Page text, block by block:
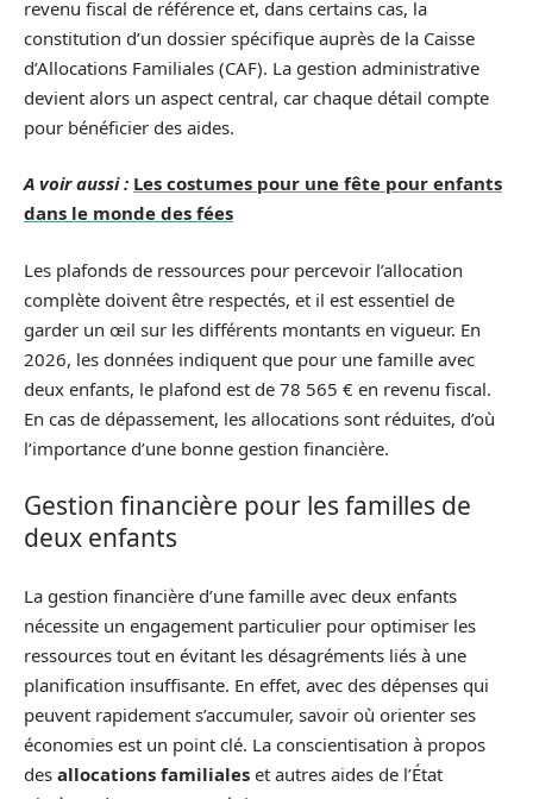
revenu fiscal de référence et, dans certains cas, la
constitution d’un dossier spécifique auprès de la Caisse
d’Allocations Familiales (CAF). La gestion administrative
devient alors un aspect central, car chaque détail compte
pour bénéficier des aides.
A voir aussi : Les costumes pour une fête pour enfants
dans le monde des fées
Les plafonds de ressources pour percevoir l’allocation
complète doivent être respectés, et il est essentiel de
garder un œil sur les différents montants en vigueur. En
2026, les données indiquent que pour une famille avec
deux enfants, le plafond est de 78 565 € en revenu fiscal.
En cas de dépassement, les allocations sont réduites, d’où
l’importance d’une bonne gestion financière.
Gestion financière pour les familles de
deux enfants
La gestion financière d’une famille avec deux enfants
nécessite un engagement particulier pour optimiser les
ressources tout en évitant les désagréments liés à une
planification insuffisante. En effet, avec des dépenses qui
peuvent rapidement s’accumuler, savoir où orienter ses
économies est un point clé. La conscientisation à propos
des allocations familiales et autres aides de l’État